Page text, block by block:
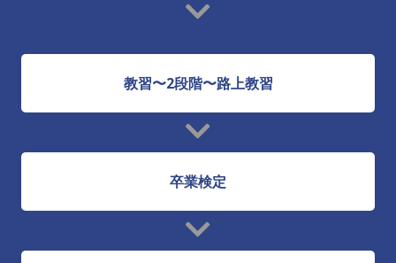
教習〜2段階〜路上教習
卒業検定